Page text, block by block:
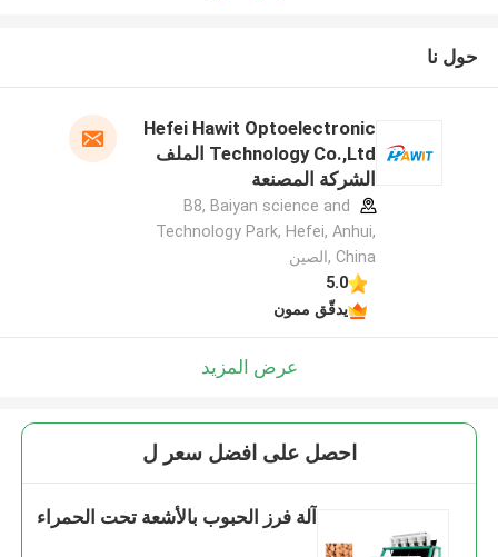
حول نا
Hefei Hawit Optoelectronic
Technology Co.,Ltd الملف
الشركة المصنعة
B8, Baiyan science and
Technology Park, Hefei, Anhui,
China ,الصين
5.0
يدقّق ممون
عرض المزيد
احصل على افضل سعر ل
آلة فرز الحبوب بالأشعة تحت الحمراء